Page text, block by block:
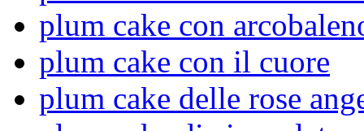
plum cake con
plum cake con il cuore
plum cake delle rose